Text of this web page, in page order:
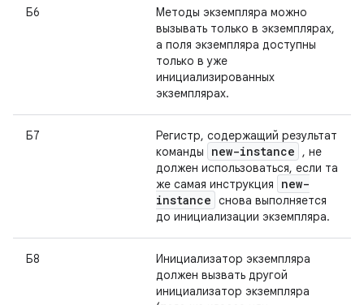
Б6
Методы экземпляра можно
вызывать только в экземплярах,
а поля экземпляра доступны
только в уже
инициализированных
экземплярах.
Б7
Регистр, содержащий результат
команды
new-instance
, не
должен использоваться, если та
же самая инструкция
new-
instance снова выполняется
до инициализации экземпляра.
Б8
Инициализатор экземпляра
должен вызвать другой
инициализатор экземпляра